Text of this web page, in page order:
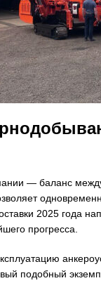
— баланс
2025 года
прогресса.
подобный